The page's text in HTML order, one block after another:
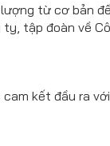
từ cơ bản
tập đoàn về
kết đầu ra